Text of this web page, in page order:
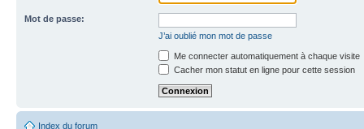
Mot de passe:
J’ai oublié mon mot de passe
Me connecter automatiquement à chaque visite
Cacher mon statut en ligne pour cette session
Index du forum